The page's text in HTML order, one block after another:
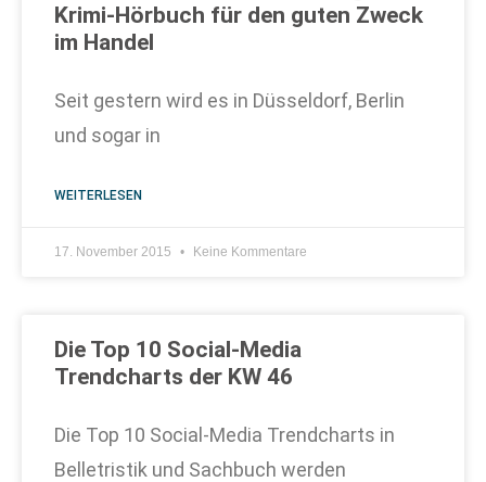
Krimi-Hörbuch für den guten Zweck
im Handel
Seit gestern wird es in Düsseldorf, Berlin
und sogar in
WEITERLESEN
17. November 2015 Keine Kommentare
Die Top 10 Social-Media
Trendcharts der KW 46
Die Top 10 Social-Media Trendcharts in
Belletristik und Sachbuch werden